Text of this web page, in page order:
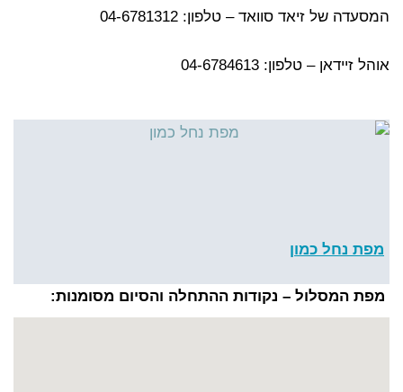
המסעדה של זיאד סוואד – טלפון: 04-6781312
אוהל זיידאן – טלפון: 04-6784613
מפת נחל כמון
מפת המסלול – נקודות ההתחלה והסיום מסומנות: